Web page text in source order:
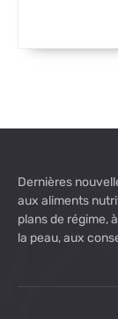
Dernières
aux aliments
plans de régime,
la peau, aux